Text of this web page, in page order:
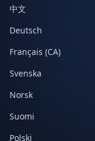
中文
Deutsch
Français (CA)
Svenska
Norsk
Suomi
Polski